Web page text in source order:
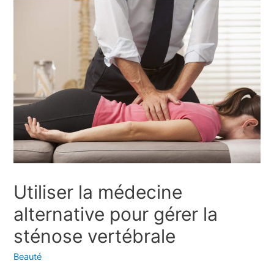
Utiliser la médecine
alternative pour gérer la
sténose vertébrale
Beauté